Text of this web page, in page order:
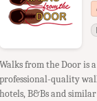
Walks from the Door is
professional-quality
hotels, B&Bs and